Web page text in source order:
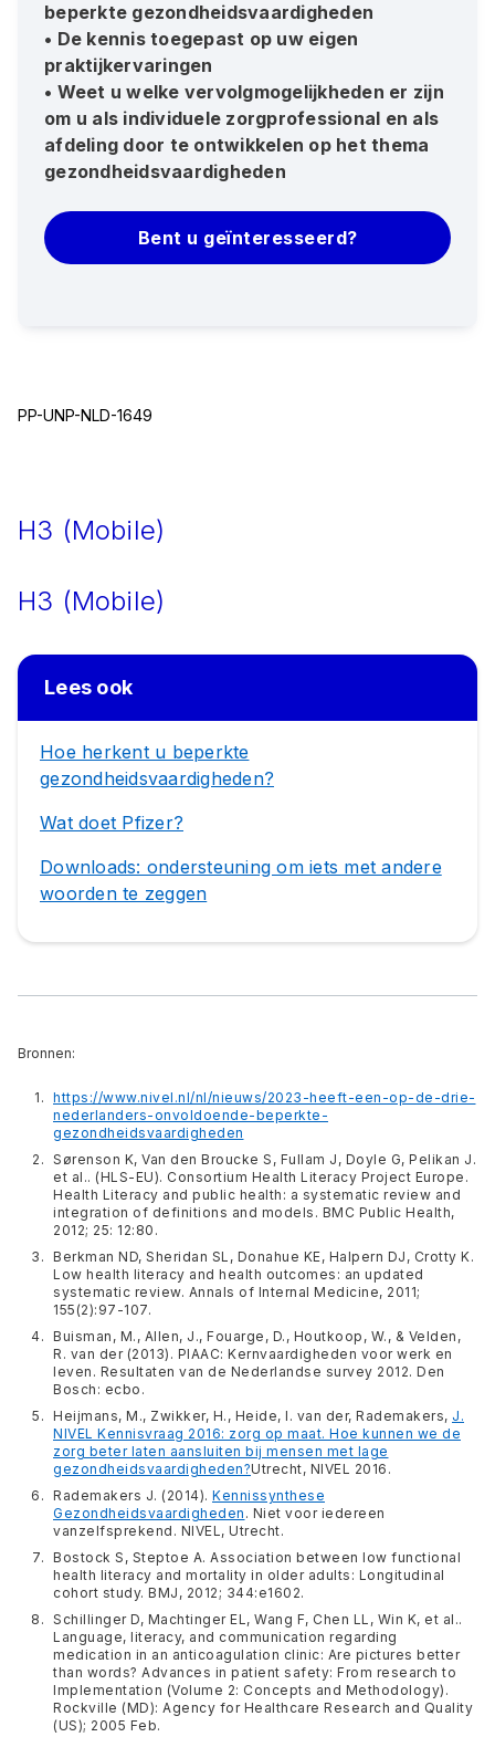
beperkte gezondheidsvaardigheden
• De kennis toegepast op uw eigen
praktijkervaringen
• Weet u welke vervolgmogelijkheden er zijn
om u als individuele zorgprofessional en als
afdeling door te ontwikkelen op het thema
gezondheidsvaardigheden
Bent u geïnteresseerd?
PP-UNP-NLD-1649
H3 (Mobile)
H3 (Mobile)
Lees ook
Hoe herkent u beperkte
gezondheidsvaardigheden?
Wat doet Pfizer?
Downloads: ondersteuning om iets met andere
woorden te zeggen
Bronnen:
https://www.nivel.nl/nl/nieuws/2023-heeft-een-op-de-drie-
nederlanders-onvoldoende-beperkte-
gezondheidsvaardigheden
Sørenson K, Van den Broucke S, Fullam J, Doyle G, Pelikan J.
et al.. (HLS-EU). Consortium Health Literacy Project Europe.
Health Literacy and public health: a systematic review and
integration of definitions and models. BMC Public Health,
2012; 25: 12:80.
Berkman ND, Sheridan SL, Donahue KE, Halpern DJ, Crotty K.
Low health literacy and health outcomes: an updated
systematic review. Annals of Internal Medicine, 2011;
155(2):97-107.
Buisman, M., Allen, J., Fouarge, D., Houtkoop, W., & Velden,
R. van der (2013). PIAAC: Kernvaardigheden voor werk en
leven. Resultaten van de Nederlandse survey 2012. Den
Bosch: ecbo.
Heijmans, M., Zwikker, H., Heide, I. van der, Rademakers, J.
NIVEL Kennisvraag 2016: zorg op maat. Hoe kunnen we de
zorg beter laten aansluiten bij mensen met lage
gezondheidsvaardigheden?Utrecht, NIVEL 2016.
Rademakers J. (2014). Kennissynthese
Gezondheidsvaardigheden . Niet voor iedereen
vanzelfsprekend. NIVEL, Utrecht.
Bostock S, Steptoe A. Association between low functional
health literacy and mortality in older adults: Longitudinal
cohort study. BMJ, 2012; 344:e1602.
Schillinger D, Machtinger EL, Wang F, Chen LL, Win K, et al..
Language, literacy, and communication regarding
medication in an anticoagulation clinic: Are pictures better
than words? Advances in patient safety: From research to
Implementation (Volume 2: Concepts and Methodology).
Rockville (MD): Agency for Healthcare Research and Quality
(US); 2005 Feb.